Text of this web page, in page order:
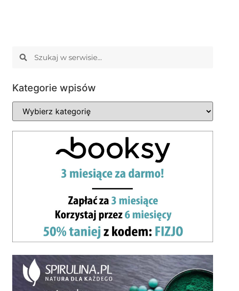
Kategorie wpisów